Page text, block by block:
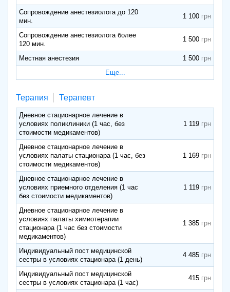
Сопровождение анестезиолога до 120
мин.
1 100
Сопровождение анестезиолога более
120 мин.
1 500
Местная анестезия
1 500
Еще...
Терапия Терапевт
Дневное стационарное лечение в
условиях поликлиники (1 час, без
стоимости медикаментов)
1 119
Дневное стационарное лечение в
условиях палаты стационара (1 час, без
стоимости медикаментов)
1 169
Дневное стационарное лечение в
условиях приемного отделения (1 час
без стоимости медикаментов)
1 119
Дневное стационарное лечение в
условиях палаты химиотерапии
стационара (1 час без стоимости
медикаментов)
1 385
Индивидуальный пост медицинской
сестры в условиях стационара (1 день)
4 485
Индивидуальный пост медицинской
сестры в условиях стационара (1 час)
415